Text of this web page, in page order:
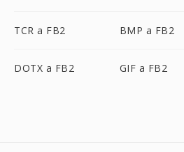
TCR a FB2 BMP a FB2
DOTX a FB2 GIF a FB2